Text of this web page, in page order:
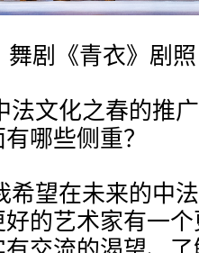
舞剧《青衣》剧照
法文化之春的推
哪些侧重？
希望在未来的中
的艺术家有一